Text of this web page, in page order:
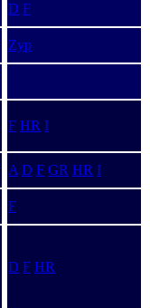
D F
Zyp
F HR I
A D F GR HR I
F
D F HR